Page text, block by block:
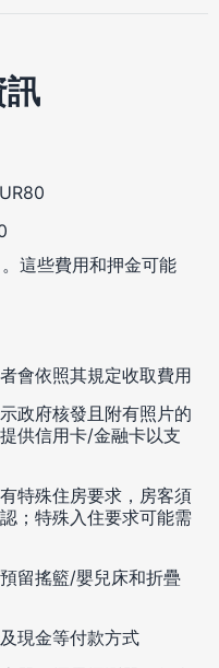
訊
這些費用和押金可能
會依照其規定收取費用
政府核發且附有照片的
供信用卡/金融卡以支
特殊住房要求，房客須
；特殊入住要求可能需
留搖籃/嬰兒床和折疊
現金等付款方式